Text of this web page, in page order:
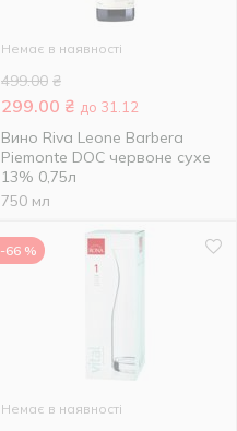
Немає в наявності
499.00 ₴
299.00 ₴ до 31.12
Вино Riva Leone Barbera
Piemonte DOC червоне сухе
13% 0,75л
750 мл
-66 %
Немає в наявності